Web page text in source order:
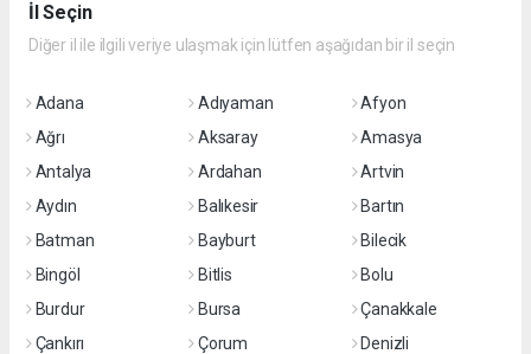
İl Seçin
Diğer il ile ilgili veriye ulaşmak için lütfen aşağıdan bir il seçin
Adana Adıyaman
Afyon
Ağrı
Aksaray
Amasya
Antalya
Ardahan
Artvin
Aydın
Balıkesir
Bartın
Batman
Bayburt
Bilecik
Bingöl
Bitlis
Bolu
Burdur
Bursa
Çanakkale
Çankırı
Çorum
Denizli